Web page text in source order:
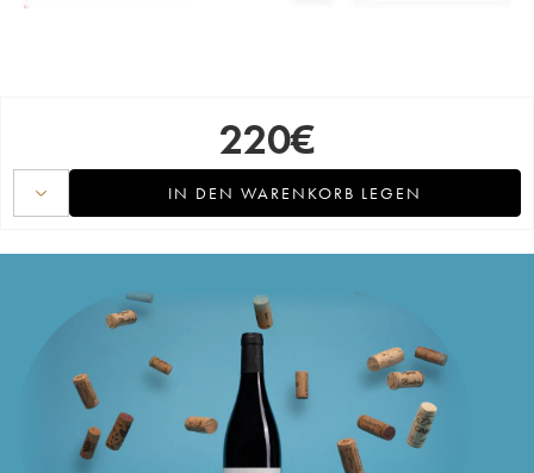
220€
IN DEN WARENKORB LEGEN